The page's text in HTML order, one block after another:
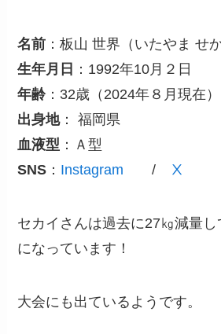
名前 ：板山 世界（いたやま せか
生年月日 ：1992年10月２日
年齢：32歳（2024年８月現在）
出身地： 福岡県
血液型 ：Ａ型
SNS ： Instagram / Ⅹ
セカイさんは過去に27㎏減量
になっています！
大会にも出ているようです。